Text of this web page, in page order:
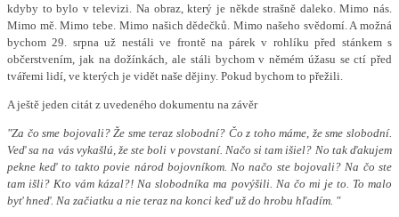
kdyby to bylo v televizi. Na obraz, který je někde strašně daleko. Mimo nás.
Mimo mě. Mimo tebe. Mimo našich dědečků. Mimo našeho svědomí. A možná
bychom 29. srpna už nestáli ve frontě na párek v rohlíku před stánkem s
občerstvením, jak na dožínkách, ale stáli bychom v němém úžasu se ctí před
tvářemi lidí, ve kterých je vidět naše dějiny. Pokud bychom to přežili.
A ještě jeden citát z uvedeného dokumentu na závěr
"Za čo sme bojovali? Že sme teraz slobodní? Čo z toho máme, že sme slobodní.
Veď sa na vás vykašlú, že ste boli v povstaní. Načo si tam išiel? No tak ďakujem
pekne keď to takto povie národ bojovníkom. No načo ste bojovali? Na čo ste
tam išli? Kto vám kázal?! Na slobodníka ma povýšili. Na čo mi je to. To malo
byť hneď. Na začiatku a nie teraz na konci keď už do hrobu hľadím. "